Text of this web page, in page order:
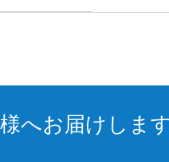
へお届けします